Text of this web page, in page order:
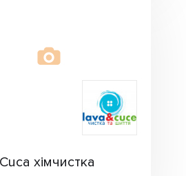
хімчистка